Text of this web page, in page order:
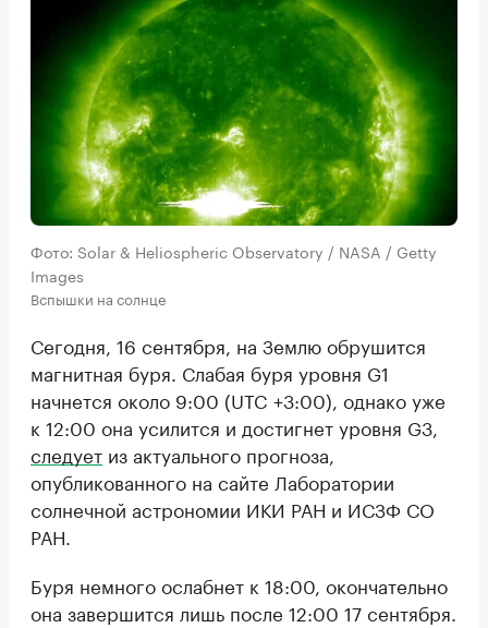
Фото: Solar & Heliospheric Observatory / NASA / Getty
Images
Вспышки на солнце
Сегодня, 16 сентября, на Землю обрушится
магнитная буря. Слабая буря уровня G1
начнется около 9:00 (UTC +3:00), однако уже
к 12:00 она усилится и достигнет уровня G3,
следует из актуального прогноза,
опубликованного на сайте Лаборатории
солнечной астрономии ИКИ РАН и ИСЗФ СО
РАН.
Буря немного ослабнет к 18:00, окончательно
она завершится лишь после 12:00 17 сентября.